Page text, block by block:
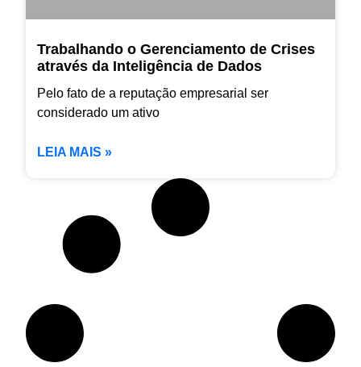
Trabalhando o Gerenciamento de Crises
através da Inteligência de Dados
Pelo fato de a reputação empresarial ser
considerado um ativo
LEIA MAIS »